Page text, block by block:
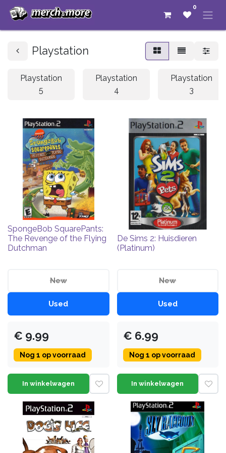
0
Playstation
Playstation
5
Playstation
4
Playstation
3
SpongeBob SquarePants:
The Revenge of the Flying
Dutchman
New
Used
€ 9.99
Nog 1 op voorraad
In winkelwagen
De Sims 2: Huisdieren
(Platinum)
New
Used
€ 6.99
Nog 1 op voorraad
In winkelwagen